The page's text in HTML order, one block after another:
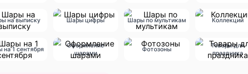
на выписку Шары цифры Шары по мультикам Коллекции
на 1 сентября
Оформление
шарами
Фотозоны
Товары для
праздника